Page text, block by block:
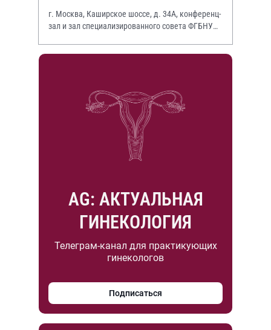
г. Москва, Каширское шоссе, д. 34А, конференц-
зал и зал специализированного совета ФГБНУ
AG: АКТУАЛЬНАЯ
ГИНЕКОЛОГИЯ
Телеграм-канал для практикующих
гинекологов
Подписаться